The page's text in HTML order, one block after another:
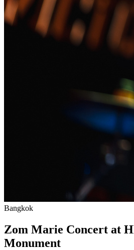
Bangkok
Zom Marie Concert at
Monument